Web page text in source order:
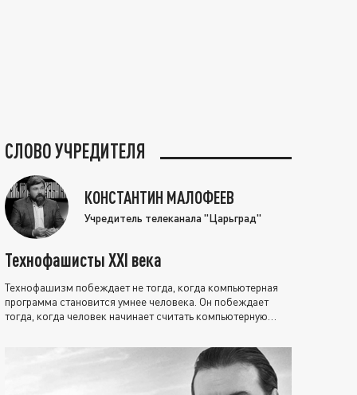
СЛОВО УЧРЕДИТЕЛЯ
КОНСТАНТИН МАЛОФЕЕВ
Учредитель телеканала "Царьград"
Технофашисты XXI века
Технофашизм побеждает не тогда, когда компьютерная
программа становится умнее человека. Он побеждает
тогда, когда человек начинает считать компьютерную